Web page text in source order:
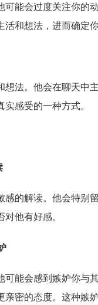
可能会过度关注你的
和想法，进而确定
想法。他会在聊天中
感受的一种方式。
感的解读。他会特别
他有好感。
可能会感到嫉妒你与
密的态度。这种嫉